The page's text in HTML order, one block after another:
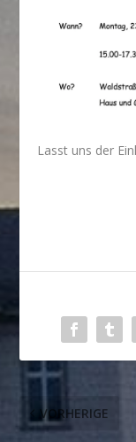
Lasst uns der
VORHERIGE